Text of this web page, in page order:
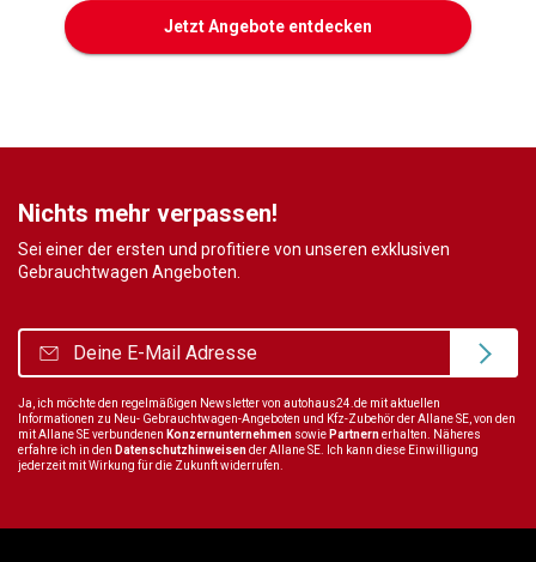
Jetzt Angebote entdecken
Nichts mehr verpassen!
Sei einer der ersten und profitiere von unseren exklusiven
Gebrauchtwagen Angeboten.
Ja, ich möchte den regelmäßigen Newsletter von autohaus24.de mit aktuellen
Informationen zu Neu- Gebrauchtwagen-Angeboten und Kfz-Zubehör der Allane SE, von den
mit Allane SE verbundenen Konzernunternehmen sowie Partnernerhalten. Näheres
erfahre ich in den Datenschutzhinweisender Allane SE. Ich kann diese Einwilligung
jederzeit mit Wirkung für die Zukunft widerrufen.